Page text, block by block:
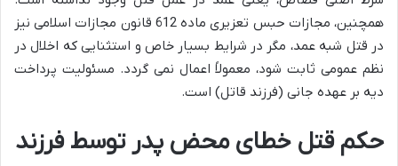
همچنین، مجازات حبس تعزیری ماده 612 قانون مجازات اسلامی نیز
در قتل شبه عمد، مگر در شرایط بسیار خاص و استثنایی که اخلال در
نظم عمومی ثابت شود، معمولاً اعمال نمی گردد. مسئولیت پرداخت
دیه بر عهده جانی (فرزند قاتل) است.
حکم قتل خطای محض پدر توسط فرزند